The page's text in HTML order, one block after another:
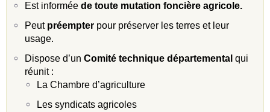
Est informée de toute mutation foncière agricole.
Peut préempter pour préserver les terres et leur
usage.
Dispose d’un Comité technique départemental qui
réunit :
La Chambre d’agriculture
Les syndicats agricoles